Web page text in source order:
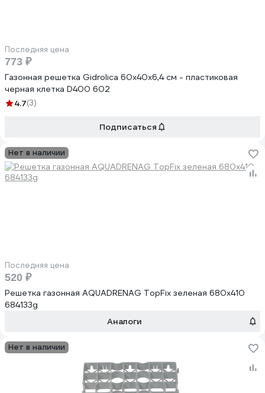
Последняя цена
773 ₽
Газонная решетка Gidrolica 60х40х6,4 см - пластиковая
черная клетка D400 602
4.7(3)
Подписаться
Нет в наличии
Последняя цена
520 ₽
Решетка газонная AQUADRENAG TopFix зеленая 680x410
684133g
Аналоги
Нет в наличии